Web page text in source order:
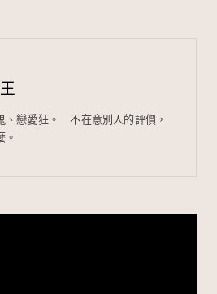
ei
b
o
、戀愛狂。⠀ 不在意別人的評價，
。